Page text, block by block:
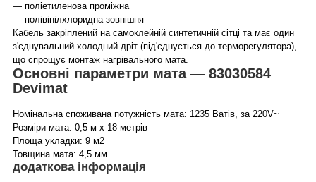
— поліетиленова проміжна
— полівінілхлоридна зовнішня
Кабель закріплений на самоклейній синтетичній сітці та має один
з'єднувальний холодний дріт (під'єднується до терморегулятора),
що спрощує монтаж нагрівального мата.
Основні параметри мата — 83030584
Devimat
Номінальна споживана потужність мата: 1235 Ватів, за 220V~
Розміри мата: 0,5 м х 18 метрів
Площа укладки: 9 м2
Товщина мата: 4,5 мм
додаткова інформація